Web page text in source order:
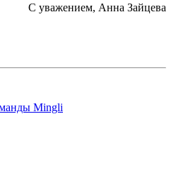
С уважением, Анна Зайцева
Mingli